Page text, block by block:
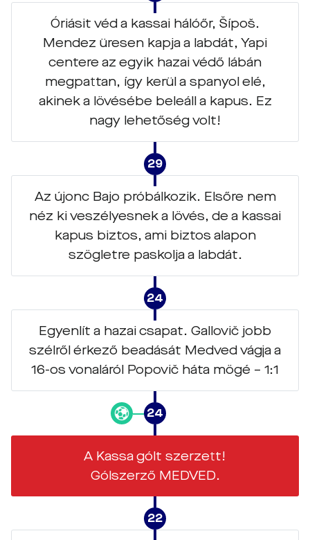
Óriásit véd a kassai hálóőr, Šípoš.
Mendez üresen kapja a labdát, Yapi
centere az egyik hazai védő lábán
megpattan, így kerül a spanyol elé,
akinek a lövésébe beleáll a kapus. Ez
nagy lehetőség volt!
29
Az újonc Bajo próbálkozik. Elsőre nem
néz ki veszélyesnek a lövés, de a kassai
kapus biztos, ami biztos alapon
szögletre paskolja a labdát.
24
Egyenlít a hazai csapat. Gallovič jobb
szélről érkező beadását Medved vágja a
16-os vonaláról Popovič háta mögé – 1:1
24
A Kassa gólt szerzett!
Gólszerző MEDVED.
22